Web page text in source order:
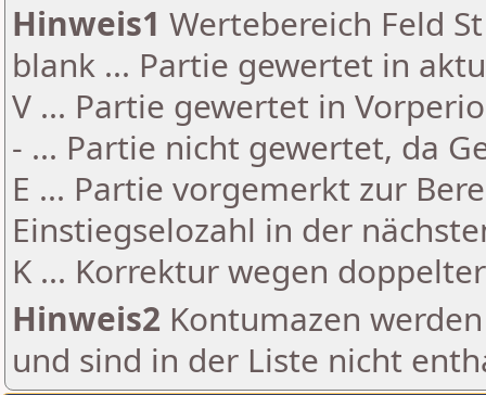
Hinweis1 Wertebereich Feld
blank ... Partie gewertet in
V ... Partie gewertet in
- ... Partie nicht gewertet, da
E ... Partie vorgemerkt zur
Einstiegselozahl in der
K ... Korrektur wegen
Hinweis2 Kontumazen
und sind in der Liste nicht